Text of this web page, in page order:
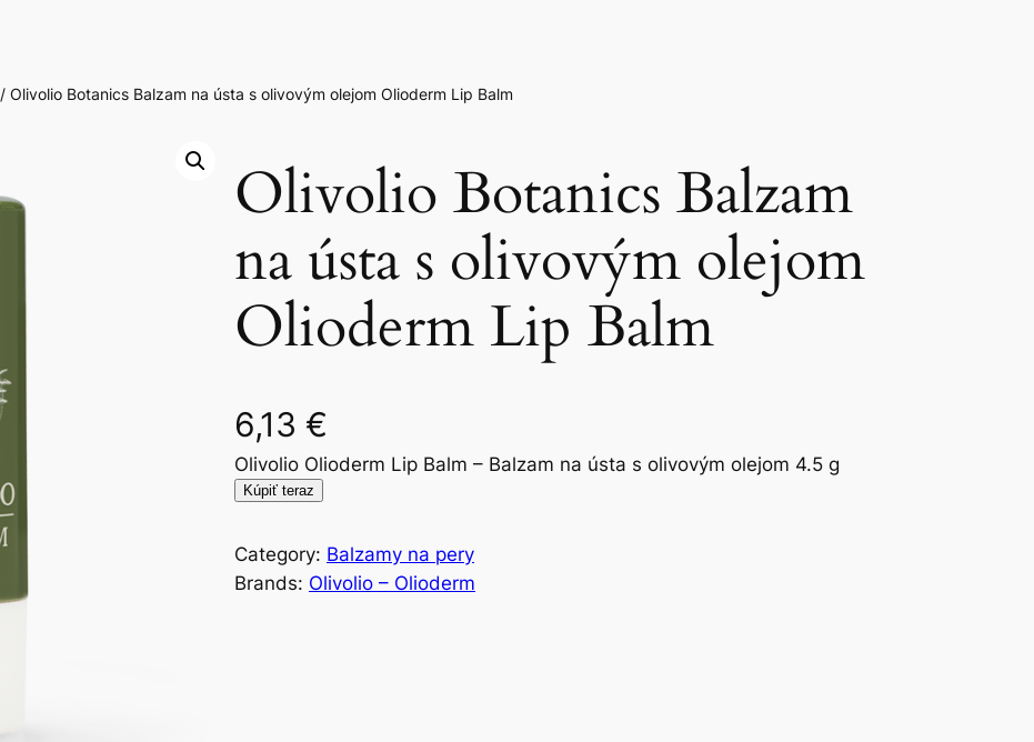
/ Olivolio Botanics Balzam na ústa s olivovým olejom Olioderm Lip Balm
Olivolio Botanics Balzam
na ústa s olivovým olejom
Olioderm Lip Balm
6,13 €
Olivolio Olioderm Lip Balm – Balzam na ústa s olivovým olejom 4.5 g
Kúpiť teraz
Category: Balzamy na pery
Brands: Olivolio – Olioderm